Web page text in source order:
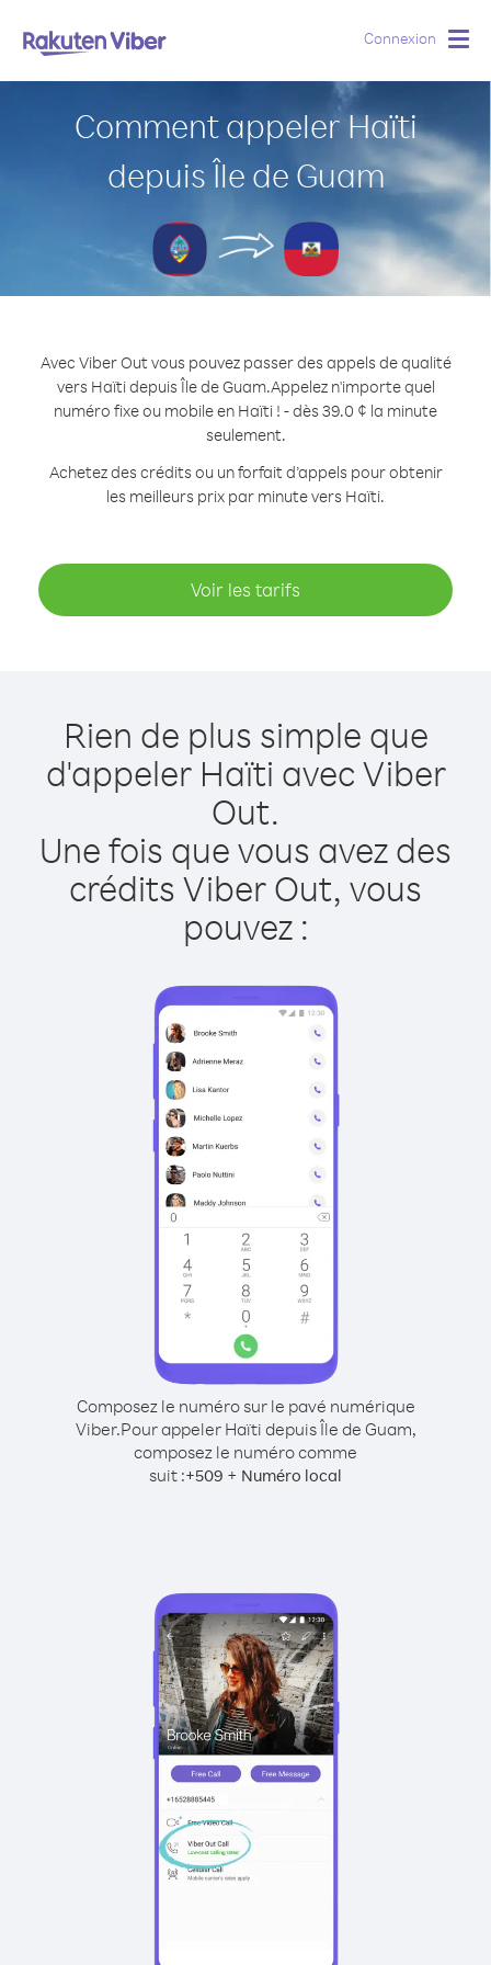
Connexion
Comment appeler Haïti
depuis Île de Guam
Avec Viber Out vous pouvez passer des appels de qualité
vers Haïti depuis Île de Guam.Appelez n'importe quel
numéro fixe ou mobile en Haïti ! - dès 39.0 ¢ la minute
seulement.
Achetez des crédits ou un forfait d’appels pour obtenir
les meilleurs prix par minute vers Haïti.
Voir les tarifs
Rien de plus simple que
d'appeler Haïti avec Viber
Out.
Une fois que vous avez des
crédits Viber Out, vous
pouvez :
Composez le numéro sur le pavé numérique
Viber.Pour appeler Haïti depuis Île de Guam,
composez le numéro comme
suit :+509 + Numéro local